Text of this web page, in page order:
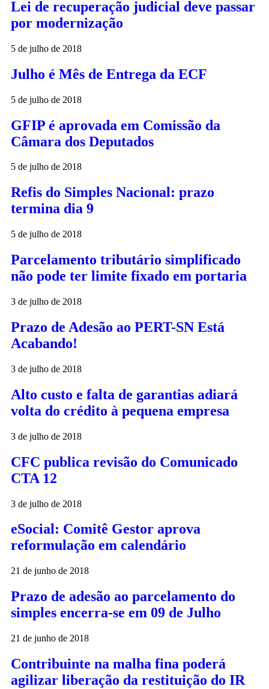
Lei de recuperação judicial deve passar
por modernização
5 de julho de 2018
Julho é Mês de Entrega da ECF
5 de julho de 2018
GFIP é aprovada em Comissão da
Câmara dos Deputados
5 de julho de 2018
Refis do Simples Nacional: prazo
termina dia 9
5 de julho de 2018
Parcelamento tributário simplificado
não pode ter limite fixado em portaria
3 de julho de 2018
Prazo de Adesão ao PERT-SN Está
Acabando!
3 de julho de 2018
Alto custo e falta de garantias adiará
volta do crédito à pequena empresa
3 de julho de 2018
CFC publica revisão do Comunicado
CTA 12
3 de julho de 2018
eSocial: Comitê Gestor aprova
reformulação em calendário
21 de junho de 2018
Prazo de adesão ao parcelamento do
simples encerra-se em 09 de Julho
21 de junho de 2018
Contribuinte na malha fina poderá
agilizar liberação da restituição do IR